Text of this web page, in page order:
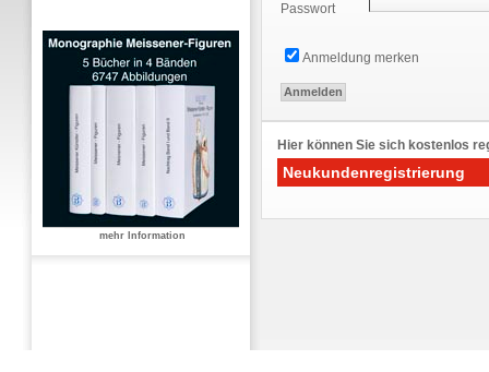
mehr Information
Passwort
Anmeldung merken
Hier können Sie sich kostenlos
Neukundenregistrierung